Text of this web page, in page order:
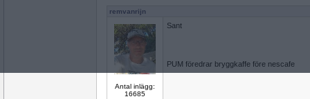
remvanrijn
Antal inlägg:
16685
Sant
PUM föredrar bryggkaffe före nescafe